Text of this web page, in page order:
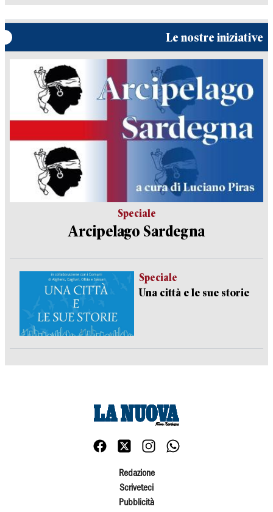
Le nostre iniziative
Speciale
Arcipelago Sardegna
Speciale
Una città e le sue storie
Redazione
Scriveteci
Pubblicità